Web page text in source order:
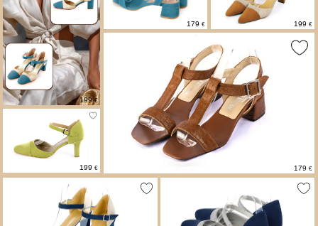
Escarpins
Arrières ouverts
Côtés ouverts
Sandales
10 cm et plus
199€
199 €
179 € 199 €
179 €